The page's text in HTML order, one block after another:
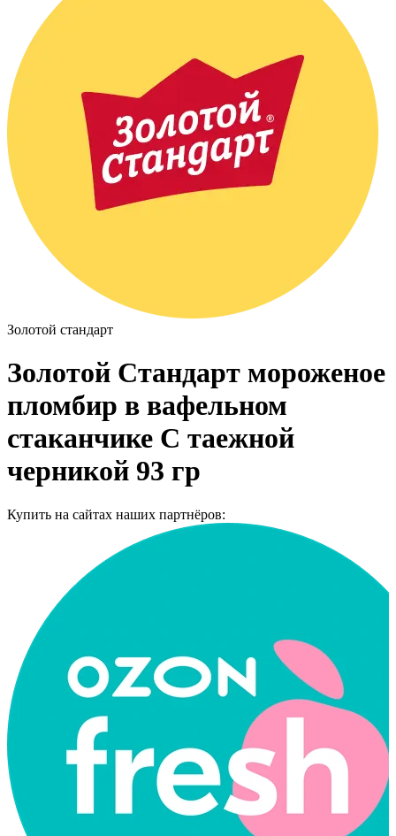
Золотой стандарт
Золотой Стандарт мороженое
пломбир в вафельном
стаканчике С таежной
черникой 93 гр
Купить на сайтах наших партнёров: